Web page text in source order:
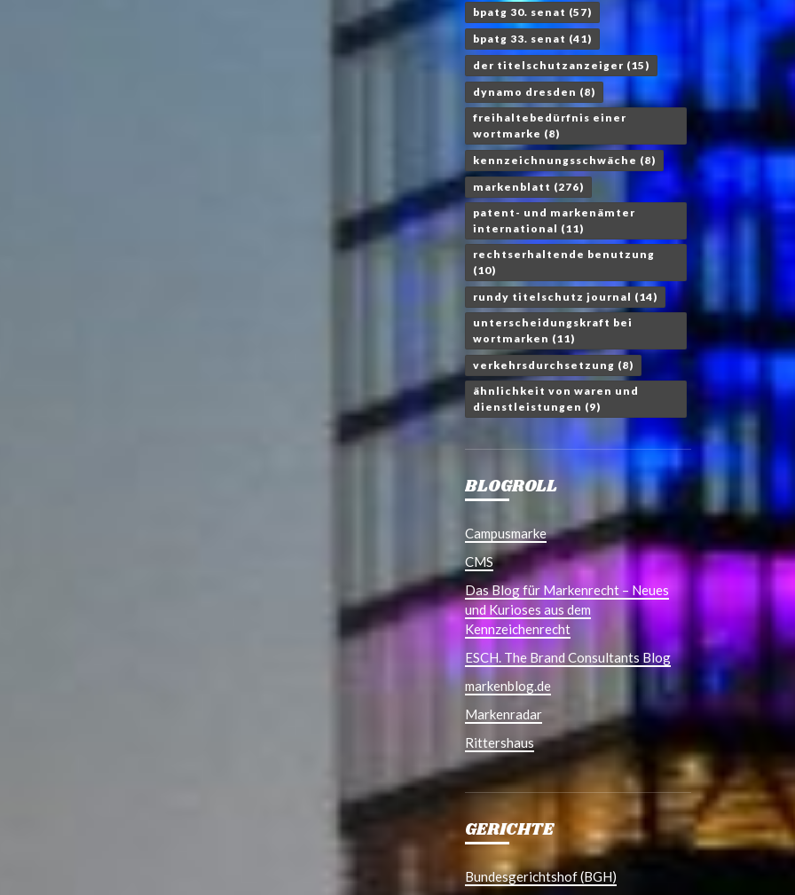
bpatg 30. senat (57)
bpatg 33. senat (41)
der titelschutzanzeiger (15)
dynamo dresden (8)
freihaltebedürfnis einer
wortmarke (8)
kennzeichnungsschwäche (8)
markenblatt (276)
patent- und markenämter
international (11)
rechtserhaltende benutzung
(10)
rundy titelschutz journal (14)
unterscheidungskraft bei
wortmarken (11)
verkehrsdurchsetzung (8)
ähnlichkeit von waren und
dienstleistungen (9)
BLOGROLL
Campusmarke
CMS
Das Blog für Markenrecht – Neues
und Kurioses aus dem
Kennzeichenrecht
ESCH. The Brand Consultants Blog
markenblog.de
Markenradar
Rittershaus
GERICHTE
Bundesgerichtshof (BGH)